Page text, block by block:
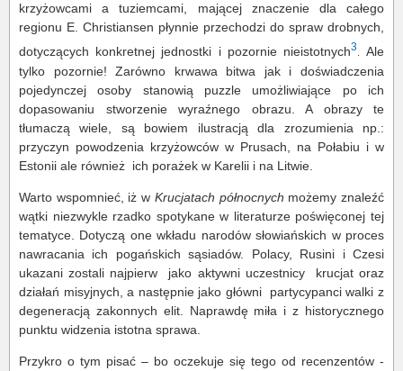
krzyżowcami a tuziemcami, mającej znaczenie dla całego
regionu E. Christiansen płynnie przechodzi do spraw drobnych,
dotyczących konkretnej jednostki i pozornie nieistotnych3.
Ale
tylko pozornie! Zarówno krwawa bitwa jak i doświadczenia
pojedynczej osoby stanowią puzzle umożliwiające po ich
dopasowaniu stworzenie wyraźnego obrazu. A obrazy te
tłumaczą wiele, są bowiem ilustracją dla zrozumienia np.:
przyczyn powodzenia krzyżowców w Prusach, na Połabiu i w
Estonii ale również ich porażek w Karelii i na Litwie.
Warto wspomnieć, iż w Krucjatach północnych możemy znaleźć
wątki niezwykle rzadko spotykane w literaturze poświęconej tej
tematyce. Dotyczą one wkładu narodów słowiańskich w proces
nawracania ich pogańskich sąsiadów. Polacy, Rusini i Czesi
ukazani zostali najpierw jako aktywni uczestnicy krucjat oraz
działań misyjnych, a następnie jako główni partycypanci walki z
degeneracją zakonnych elit. Naprawdę miła i z historycznego
punktu widzenia istotna sprawa.
Przykro o tym pisać – bo oczekuje się tego od recenzentów -